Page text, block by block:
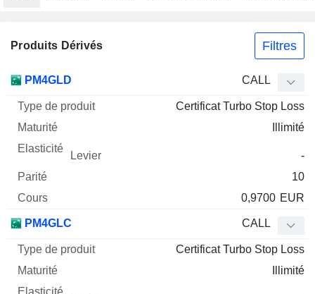
Produits Dérivés Filtres
Mnemo Type produit
Elasticité Levier Parité
PM4GLD CALL
Certificat Turbo Stop Loss
Illimité
-
10
0,9700 EUR
PM4GLC CALL
Certificat Turbo Stop Loss
Illimité